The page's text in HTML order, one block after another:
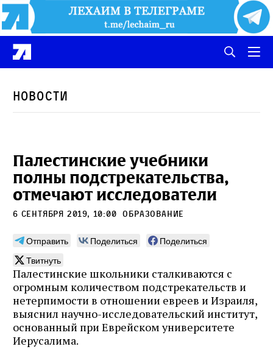
Новости
Палестинские учебники
полны подстрекательства,
отмечают исследователи
6 сентября 2019, 10:00 образование
Отправить Поделиться
Поделиться
Твитнуть
Палестинские школьники сталкиваются с
огромным количеством подстрекательств и
нетерпимости в отношении евреев и Израиля,
выяснил научно-исследовательский институт,
основанный при Еврейском университете
Иерусалима.